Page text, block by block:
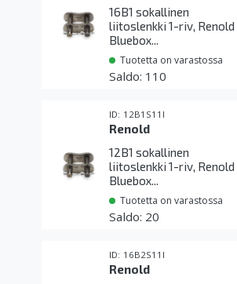
16B1 sokallinen
liitoslenkki 1-riv, Renold
Bluebox...
Tuotetta on varastossa
110
12B1S11I
Renold
12B1 sokallinen
liitoslenkki 1-riv, Renold
Bluebox...
Tuotetta on varastossa
20
16B2S11I
Renold